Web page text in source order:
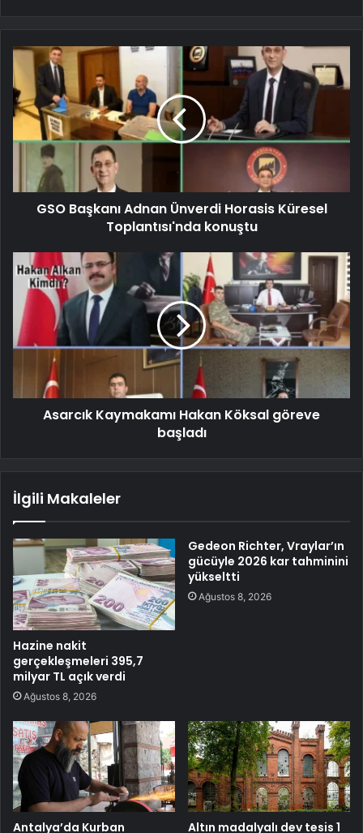
GSO Başkanı Adnan Ünverdi Horasis Küresel
Toplantısı'nda konuştu
Asarcık Kaymakamı Hakan Köksal göreve
başladı
İlgili Makaleler
Hazine nakit
gerçekleşmeleri 395,7
milyar TL açık verdi
Ağustos 8, 2026
Gedeon Richter, Vraylar’ın
gücüyle 2026 kar tahminini
yükseltti
Ağustos 8, 2026
Antalya’da Kurban Altın madalyalı dev tesis 1